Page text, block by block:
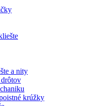
a nity
krúžky